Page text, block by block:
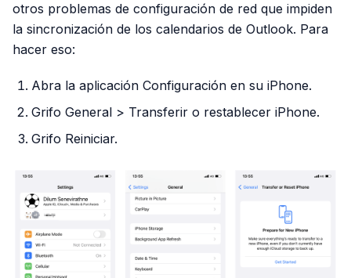
otros problemas de configuración de red que impiden
la sincronización de los calendarios de Outlook. Para
hacer eso:
Abra la aplicación Configuración en su iPhone.
Grifo General > Transferir o restablecer iPhone.
Grifo Reiniciar.